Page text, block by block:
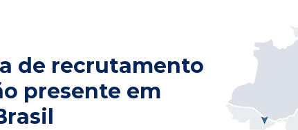
de recrutamento
presente em